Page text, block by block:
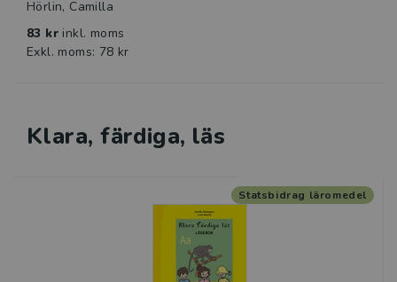
Systemkrav
Hörlin, Camilla
83 kr inkl. moms
Exkl. moms: 78 kr
Klara, färdiga, läs
Statsbidrag läromedel